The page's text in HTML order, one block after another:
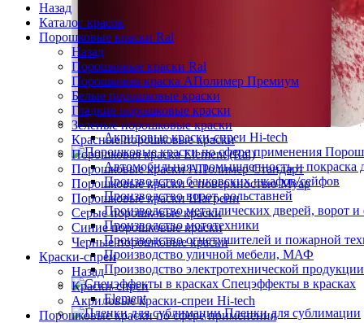
Акриловые краски-спреи Hi-tech
Автомобильная промышленность и покраска
Производство банковских шкафов/сейфов
Производство ворот, рольставней
Производство металлических дверей, ворот
Производство мототехники
Производство огнетушителей и пожарной
Производство уличной мебели, МАФ
Производство электротехнической продукции
Спецэффекты в красках
Element
Пленки для сублимации
Назад
Каталог красок
Порошковые краски Ral
Назад
Порошковые краски Ral
Порошковая краска АПолимер Премиум
Белые порошковые краски
Гладкие порошковые краски
Зеленые порошковые краски
Красные порошковые краски
Порошковая краска Element (Ral)
Порошковые краски АПолимер Стандарт
Порошковые краски с поверхностью Муар
Порошковые краски Шагрени
Серые порошковые краски
Синие порошковые краски
Черные порошковые краски
Краски-спреи
Назад
Краски-спреи
Акриловые краски-спреи Hi-tech
Порошковые краски по сфере применения